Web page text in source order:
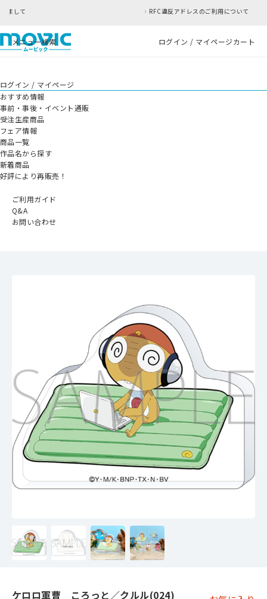
RFC違反アドレスのご利用について
メニュー検索 ログイン / マイページカート
ログイン / マイページ
おすすめ情報
事前・事後・イベント通販
受注生産商品
フェア情報
商品一覧
作品名から探す
新着商品
好評により再販売！
ご利用ガイド
Q&A
お問い合わせ
ケロロ軍曹 ころっと／クルル(024)